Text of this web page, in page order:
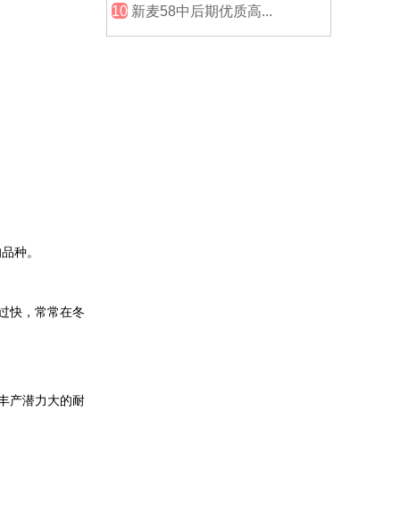
种。
快，常常在冬
产潜力大的耐
10 新麦58中后期优质高...